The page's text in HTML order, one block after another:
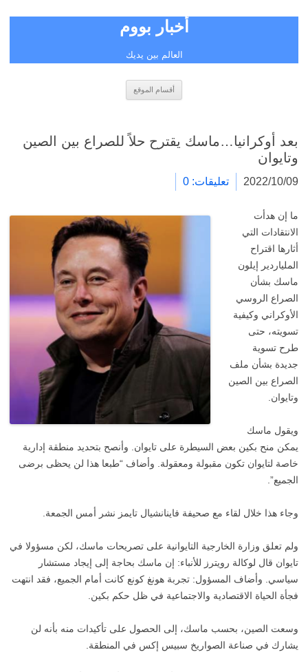
أخبار بووم
العالم بين يديك
أقسام الموقع
بعد أوكرانيا…ماسك يقترح حلاً للصراع بين الصين
وتايوان
2022/10/09 تعليقات: 0
ما إن هدأت
الانتقادات التي
أثارها اقتراح
الملياردير إيلون
ماسك بشأن
الصراع الروسي
الأوكراني وكيفية
تسويته، حتى
طرح تسوية
جديدة بشأن ملف
الصراع بين الصين
وتايوان.
ويقول ماسك
يمكن منح بكين بعض السيطرة على تايوان. وأنصح بتحديد منطقة إدارية
خاصة لتايوان تكون مقبولة ومعقولة. وأضاف “طبعا هذا لن يحظى برضى
الجميع”.
وجاء هذا خلال لقاء مع صحيفة فاينانشيال تايمز نشر أمس الجمعة.
ولم تعلق وزارة الخارجية التايوانية على تصريحات ماسك، لكن مسؤولا في
تايوان قال لوكالة رويترز للأنباء: إن ماسك بحاجة إلى إيجاد مستشار
سياسي. وأضاف المسؤول: تجربة هونغ كونع كانت أمام الجميع، فقد انتهت
فجأة الحياة الاقتصادية والاجتماعية في ظل حكم بكين.
وسعت الصين، بحسب ماسك، إلى الحصول على تأكيدات منه بأنه لن
يشارك في صناعة الصواريخ سبيس إكس في المنطقة.